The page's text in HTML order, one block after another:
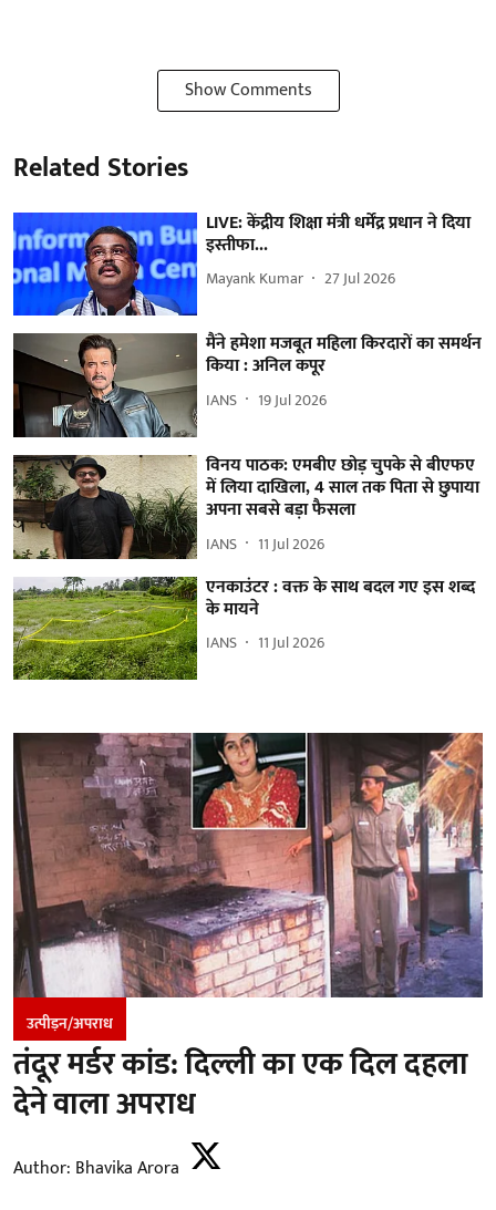
Show Comments
Related Stories
LIVE: केंद्रीय शिक्षा मंत्री धर्मेंद्र प्रधान ने दिया
इस्तीफा...
Mayank Kumar 27 Jul 2026
मैंने हमेशा मजबूत महिला किरदारों का समर्थन
किया : अनिल कपूर
IANS 19 Jul 2026
विनय पाठक: एमबीए छोड़ चुपके से बीएफए
में लिया दाखिला, 4 साल तक पिता से छुपाया
अपना सबसे बड़ा फैसला
IANS 11 Jul 2026
एनकाउंटर : वक्त के साथ बदल गए इस शब्द
के मायने
IANS 11 Jul 2026
उत्पीड़न/अपराध
तंदूर मर्डर कांड: दिल्ली का एक दिल दहला
देने वाला अपराध
Author: Bhavika Arora